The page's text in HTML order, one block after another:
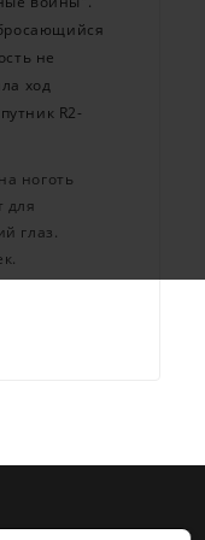
не
ход
R2-
ноготь
для
глаз.